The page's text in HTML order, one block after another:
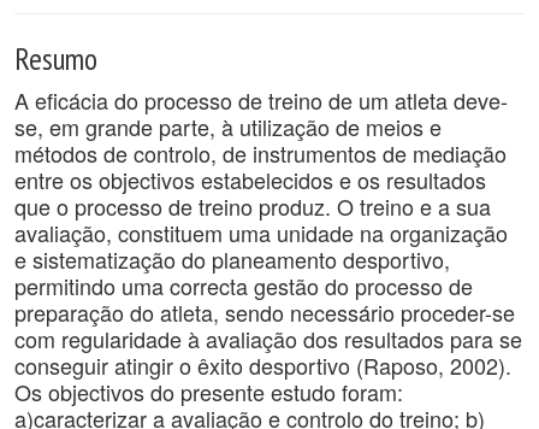
Resumo
A eficácia do processo de treino de um atleta deve-
se, em grande parte, à utilização de meios e
métodos de controlo, de instrumentos de mediação
entre os objectivos estabelecidos e os resultados
que o processo de treino produz. O treino e a sua
avaliação, constituem uma unidade na organização
e sistematização do planeamento desportivo,
permitindo uma correcta gestão do processo de
preparação do atleta, sendo necessário proceder-se
com regularidade à avaliação dos resultados para se
conseguir atingir o êxito desportivo (Raposo, 2002).
Os objectivos do presente estudo foram:
a)caracterizar a avaliação e controlo do treino; b)